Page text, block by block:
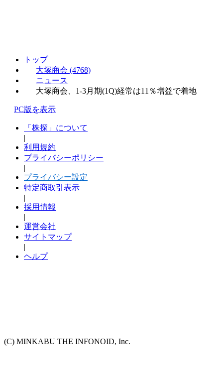
トップ
大塚商会 (4768)
ニュース
大塚商会、1-3月期(1Q)経常は11％増益で着地
PC版を表示
「株探」について
|
利用規約
プライバシーポリシー
|
プライバシー設定
特定商取引表示
|
採用情報
|
運営会社
サイトマップ
|
ヘルプ
(C) MINKABU THE INFONOID, Inc.